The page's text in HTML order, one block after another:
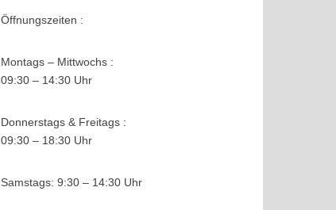
Öffnungszeiten :
Montags – Mittwochs :
09:30 – 14:30 Uhr
Donnerstags & Freitags :
09:30 – 18:30 Uhr
Samstags: 9:30 – 14:30 Uhr